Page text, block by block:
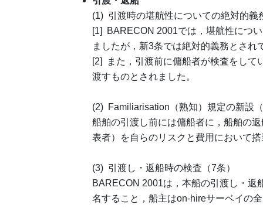
(1) 引渡時の堪航性についての絶対的義
[1] BARECON 2001では，堪航性につ
ましたが，新3条では絶対的義務とされ
[2] また，引渡前に傭船者が検査をして
渡すものとされました。
(2) Familiarisation（熟知）規定の新設
船舶の引渡し前には傭船者に，船舶の
表者）を自らのリスクと費用において
(3) 引渡し・返船時の検査（7条）
BARECON 2001は，本船の引渡し・返
名すること，船主はon-hireサーベイの